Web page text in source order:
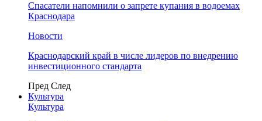
Спасатели напомнили о запрете купания в водоемах
Краснодара
Новости
Краснодарский край в числе лидеров по внедрению
инвестиционного стандарта
Пред След
Культура
Культура